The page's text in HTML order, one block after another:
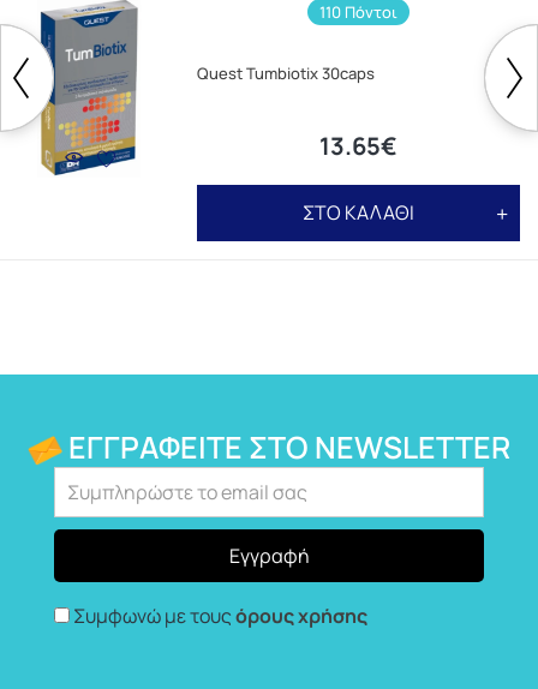
110 Πόντοι
Quest Tumbiotix 30caps
13.65€
ΣΤΟ ΚΑΛΑΘΙ
ΕΓΓΡΑΦΕΊΤΕ ΣΤΟ NEWSLETTER
Συμφωνώ με τουςόρους χρήσης